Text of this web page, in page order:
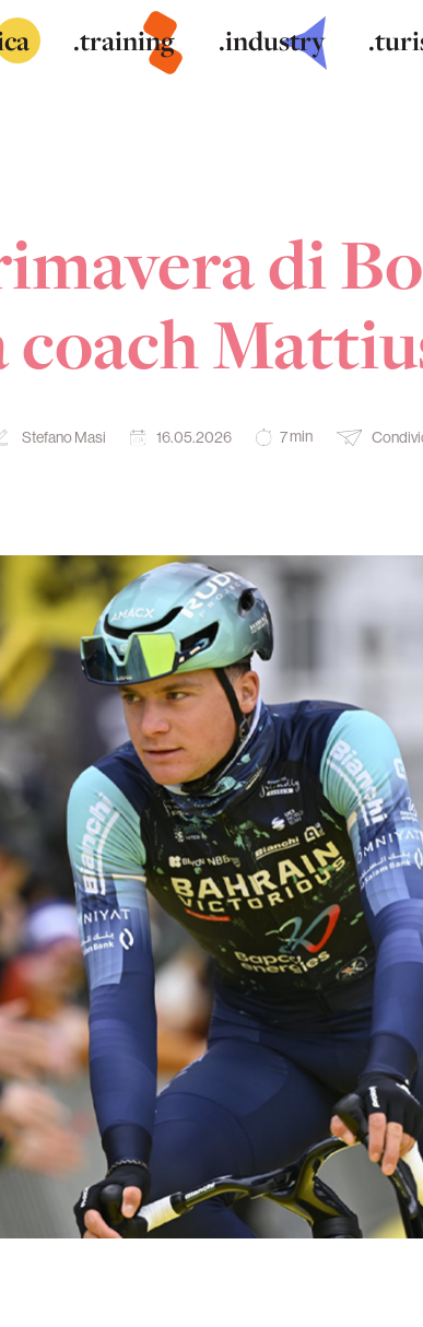
.training .industry
di
coach
Stefano Masi 16.05.2026 7min